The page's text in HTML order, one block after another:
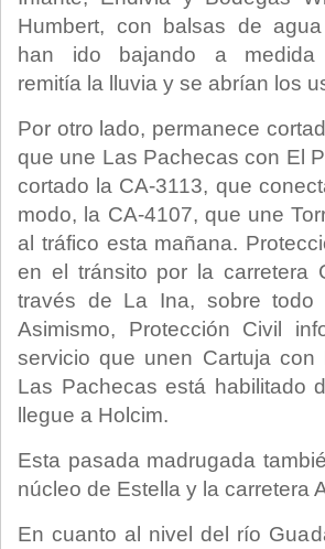
Humbert, con balsas de
han ido bajando a medida
remitía la lluvia y se abrían los
Por otro lado, permanece
que une Las Pachecas con El
cortado la CA-3113, que
modo, la CA-4107, que une
al tráfico esta mañana.
en el tránsito por la carretera
través de La Ina, sobre
Asimismo, Protección Civil
servicio que unen Cartuja
Las Pachecas está habilitado
llegue a Holcim.
Esta pasada madrugada
núcleo de Estella y la carretera
En cuanto al nivel del río